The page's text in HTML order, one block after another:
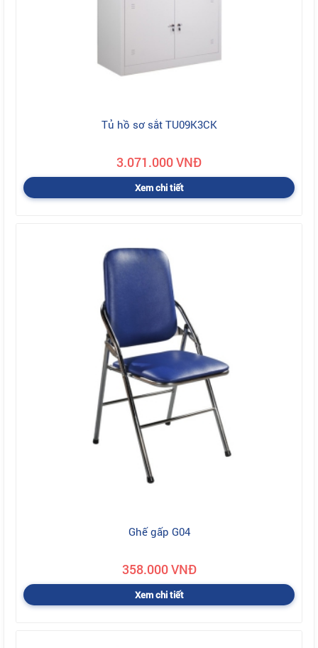
Tủ hồ sơ sắt TU09K3CK
3.071.000 VNĐ
Xem chi tiết
Ghế gấp G04
358.000 VNĐ
Xem chi tiết